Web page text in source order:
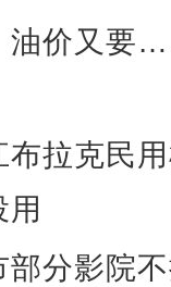
油价又要
布拉克民
部分影院